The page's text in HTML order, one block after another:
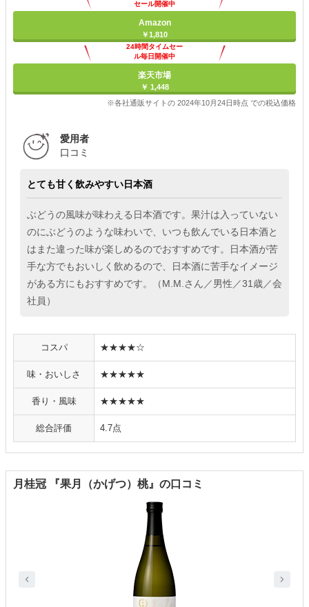
セール開催中
Amazon
￥1,810
24時間タイムセー
ル毎日開催中
楽天市場
￥ 1,448
※各社通販サイトの 2024年10月24日時点 での税込価格
愛用者
口コミ
とても甘く飲みやすい日本酒
ぶどうの風味が味わえる日本酒です。果汁は入っていない
のにぶどうのような味わいで、いつも飲んでいる日本酒と
はまた違った味が楽しめるのでおすすめです。日本酒が苦
手な方でもおいしく飲めるので、日本酒に苦手なイメージ
がある方にもおすすめです。（M.M.さん／男性／31歳／会
社員）
コスパ ★★★★☆
味・おいしさ ★★★★★
香り・風味 ★★★★★
総合評価 4.7点
月桂冠 『果月（かげつ）桃』の口コミ